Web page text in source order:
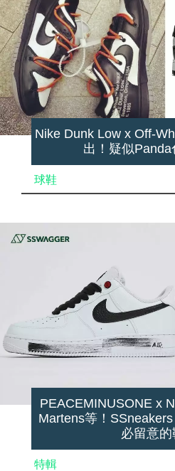
Nike Dunk Low x Off-
出！疑似Panda
球鞋
PEACEMINUSONE x
Martens等！
必留意的
特輯